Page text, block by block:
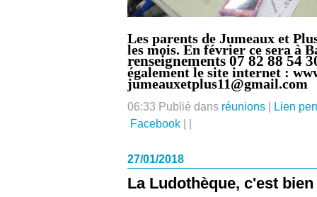
Les parents de Jumeaux et
les mois. En février ce sera à
renseignements 07 82 88 54
également le site internet :
jumeauxetplus11@gmail.com
06:33 Publié dans réunions | Lien
Facebook | |
27/01/2018
La Ludothèque, c'est